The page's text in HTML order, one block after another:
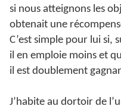
si nous atteignons les
obtenait une
C’est simple pour lui si,
il en emploie moins et
il est doublement
J’habite au dortoir de